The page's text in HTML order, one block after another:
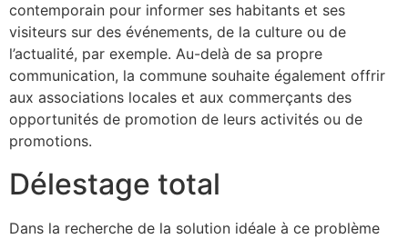
contemporain pour informer ses habitants et ses
visiteurs sur des événements, de la culture ou de
l’actualité, par exemple. Au-delà de sa propre
communication, la commune souhaite également offrir
aux associations locales et aux commerçants des
opportunités de promotion de leurs activités ou de
promotions.
Délestage total
Dans la recherche de la solution idéale à ce problème